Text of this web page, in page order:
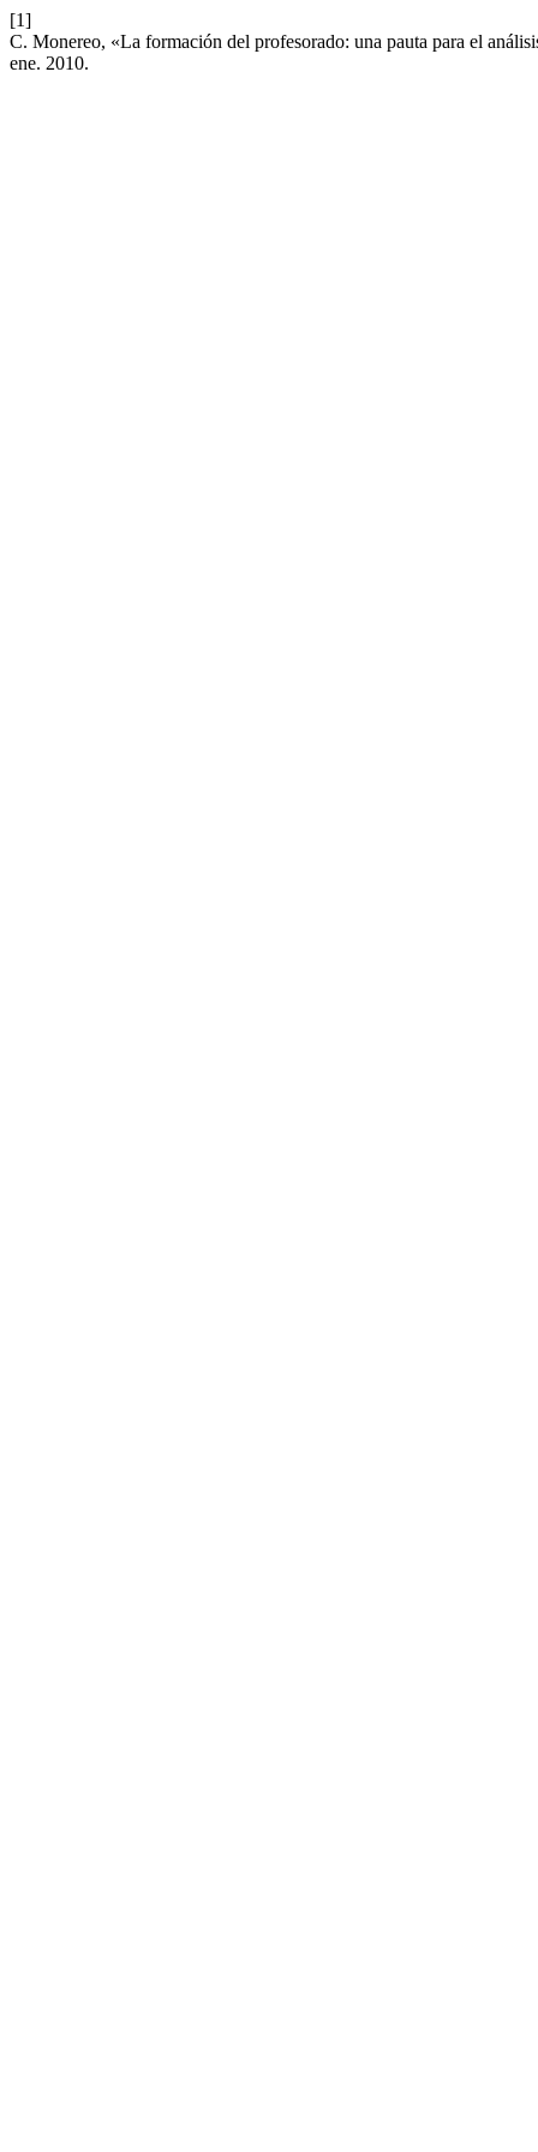
[1]
C. Monereo, «La formación del profesorado: una pauta para el
ene. 2010.